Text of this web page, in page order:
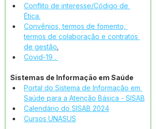
Conflito de interesse/Código de
Ética.
Convênios, termos de fomento,
termos de colaboração e contratos
de gestão.
Covid-19 .
Sistemas de Informação em Saúde
Portal do Sistema de Informação em
Saúde para a Atenção Básica - SISAB
Calendário do SISAB 2024
Cursos UNASUS